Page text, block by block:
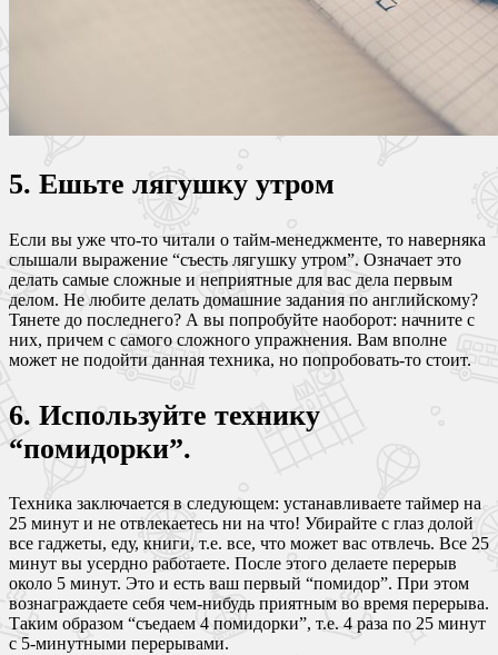
5. Ешьте лягушку утром
Если вы уже что-то читали о тайм-менеджменте, то наверняка
слышали выражение “съесть лягушку утром”. Означает это
делать самые сложные и неприятные для вас дела первым
делом. Не любите делать домашние задания по английскому?
Тянете до последнего? А вы попробуйте наоборот: начните с
них, причем с самого сложного упражнения. Вам вполне
может не подойти данная техника, но попробовать-то стоит.
6. Используйте технику
“помидорки”.
Техника заключается в следующем: устанавливаете таймер на
25 минут и не отвлекаетесь ни на что! Убирайте с глаз долой
все гаджеты, еду, книги, т.е. все, что может вас отвлечь. Все 25
минут вы усердно работаете. После этого делаете перерыв
около 5 минут. Это и есть ваш первый “помидор”. При этом
вознаграждаете себя чем-нибудь приятным во время перерыва.
Таким образом “съедаем 4 помидорки”, т.е. 4 раза по 25 минут
с 5-минутными перерывами.